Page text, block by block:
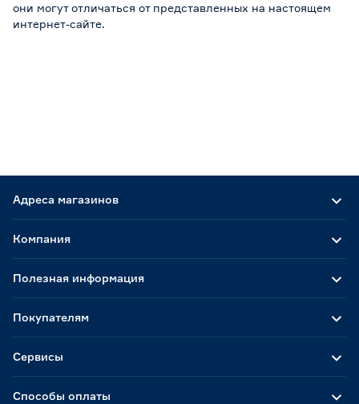
они могут отличаться от представленных на настоящем
интернет-сайте.
Адреса магазинов
Способы оплаты
Компания
Полезная информация
Покупателям
Сервисы